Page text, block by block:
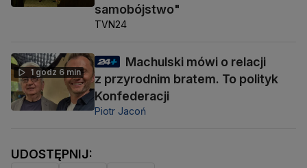
samobójstwo"
TVN24
1 godz 6 min
Machulski mówi o relacji
z przyrodnim bratem. To polityk
Konfederacji
Piotr Jacoń
UDOSTĘPNIJ: